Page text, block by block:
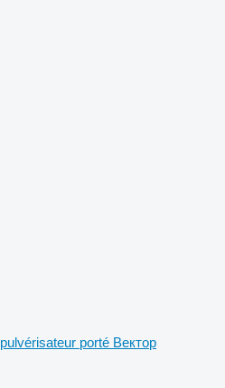
pulvérisateur porté Вектор